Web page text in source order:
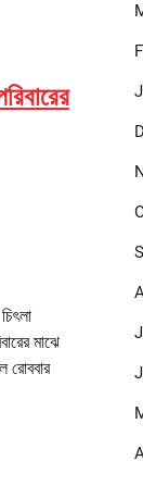
মাঝে
রোববার